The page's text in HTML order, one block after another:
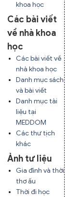
khoa học
Các bài viết
về nhà khoa
học
Các bài viết về
nhà khoa học
Danh mục sách
và bài viết
Danh mục tài
liệu tại
MEDDOM
Các thư tịch
khác
Ảnh tư liệu
Gia đình và thời
thơ ấu
Thời đi học